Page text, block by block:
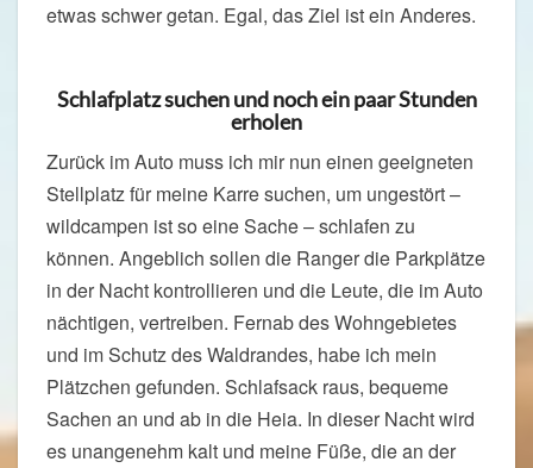
etwas schwer getan. Egal, das Ziel ist ein Anderes.
Schlafplatz suchen und noch ein paar Stunden
erholen
Zurück im Auto muss ich mir nun einen geeigneten
Stellplatz für meine Karre suchen, um ungestört –
wildcampen ist so eine Sache – schlafen zu
können. Angeblich sollen die Ranger die Parkplätze
in der Nacht kontrollieren und die Leute, die im Auto
nächtigen, vertreiben. Fernab des Wohngebietes
und im Schutz des Waldrandes, habe ich mein
Plätzchen gefunden. Schlafsack raus, bequeme
Sachen an und ab in die Heia. In dieser Nacht wird
es unangenehm kalt und meine Füße, die an der